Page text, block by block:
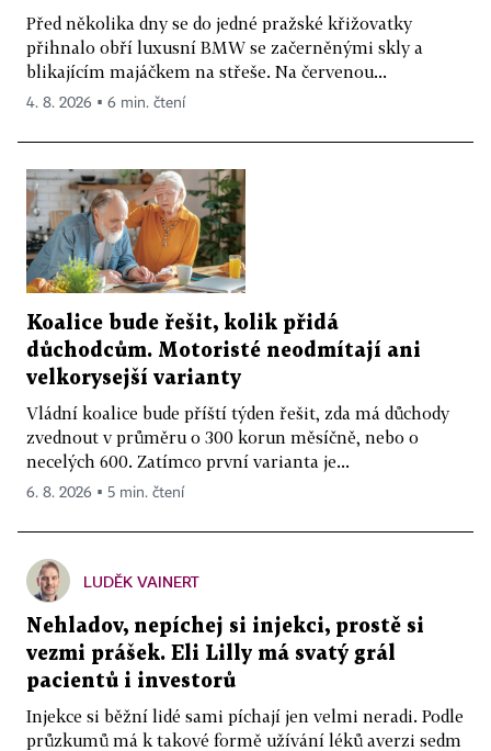
Před několika dny se do jedné pražské křižovatky
přihnalo obří luxusní BMW se začerněnými skly a
blikajícím majáčkem na střeše. Na červenou...
4. 8. 2026 ▪ 6 min. čtení
Koalice bude řešit, kolik přidá
důchodcům. Motoristé neodmítají ani
velkorysejší varianty
Vládní koalice bude příští týden řešit, zda má důchody
zvednout v průměru o 300 korun měsíčně, nebo o
necelých 600. Zatímco první varianta je...
6. 8. 2026 ▪ 5 min. čtení
LUDĚK VAINERT
Nehladov, nepíchej si injekci, prostě si
vezmi prášek. Eli Lilly má svatý grál
pacientů i investorů
Injekce si běžní lidé sami píchají jen velmi neradi. Podle
průzkumů má k takové formě užívání léků averzi sedm